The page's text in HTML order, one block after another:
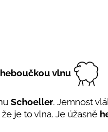
vlnu
Schoeller. Jemnost
je to vlna. Je úžasně